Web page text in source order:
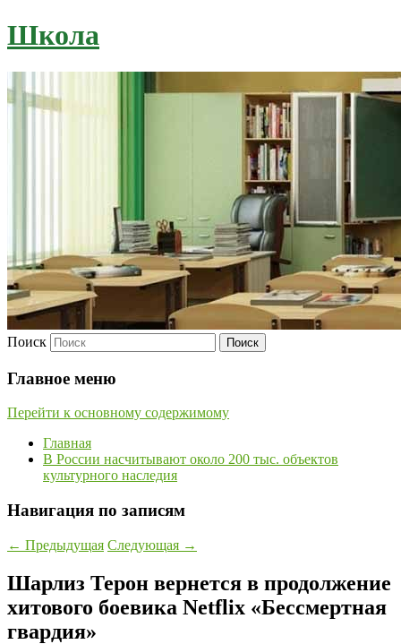
Школа
Поиск
Главное меню
Перейти к основному содержимому
Главная
В России насчитывают около 200 тыс. объектов
культурного наследия
Навигация по записям
← Предыдущая Следующая →
Шарлиз Терон вернется в продолжение
хитового боевика Netflix «Бессмертная
гвардия»